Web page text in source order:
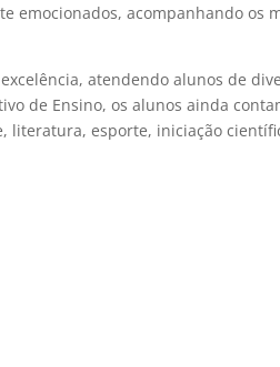
emocionados, acompanhando os
atendendo alunos de
de Ensino, os alunos ainda
literatura, esporte, iniciação